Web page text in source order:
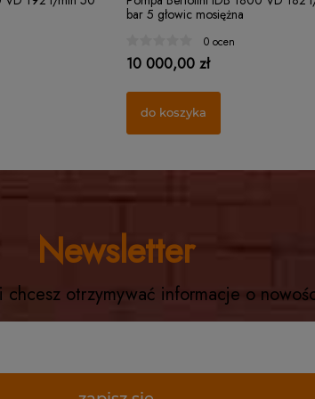
bar 5 głowic mosiężna
0 ocen
10 000,00 zł
do koszyka
Newsletter
chcesz otrzymywać informacje o